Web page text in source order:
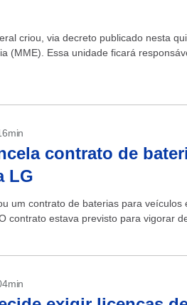
criou, via decreto publicado nesta
(MME). Essa unidade ficará
contrato de
LG
um contrato de baterias para
contrato estava previsto para vigorar